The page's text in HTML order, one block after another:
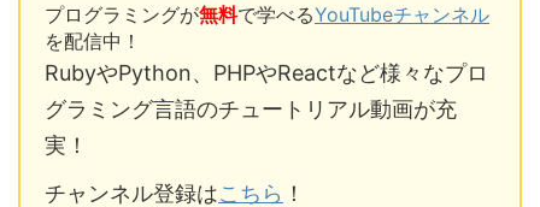
プログラミングが無料で学べるYouTubeチャンネル
を配信中！
RubyやPython、PHPやReactなど様々なプロ
グラミング言語のチュートリアル動画が充
実！
チャンネル登録はこちら ！